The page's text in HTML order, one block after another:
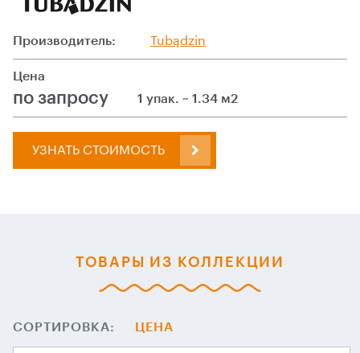
Производитель: Tubądzin
Цена
по запросу 1 упак. ~ 1.34 м2
УЗНАТЬ СТОИМОСТЬ
ТОВАРЫ ИЗ КОЛЛЕКЦИИ
СОРТИРОВКА: ЦЕНА